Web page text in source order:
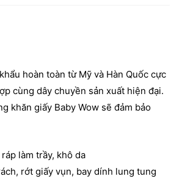
hoàn toàn từ Mỹ và Hàn Quốc cực
cùng dây chuyền sản xuất hiện đại.
khăn giấy Baby Wow sẽ đảm bảo
ráp làm trầy, khô da
rớt giấy vụn, bay dính lung tung